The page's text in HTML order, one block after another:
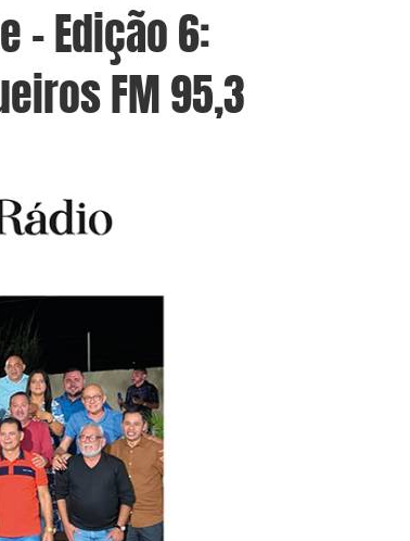
– Edição 6:
FM 95,3